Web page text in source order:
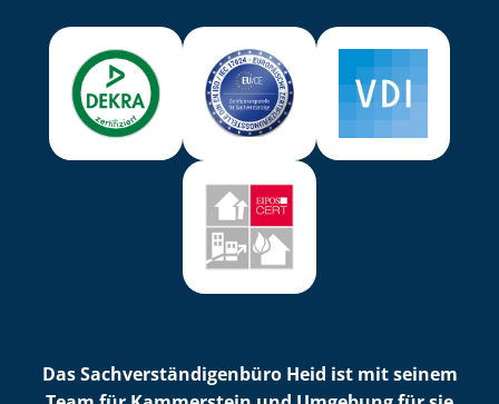
Das Sach­ver­stän­di­gen­bü­ro Heid ist mit seinem